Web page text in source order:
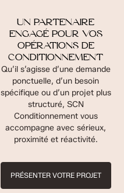
UN PARTENAIRE
ENGAGÉ POUR VOS
OPÉRATIONS DE
CONDITIONNEMENT
Qu’il s’agisse d’une demande
ponctuelle, d’un besoin
spécifique ou d’un projet plus
structuré, SCN
Conditionnement vous
accompagne avec sérieux,
proximité et réactivité.
PRÉSENTER VOTRE PROJET